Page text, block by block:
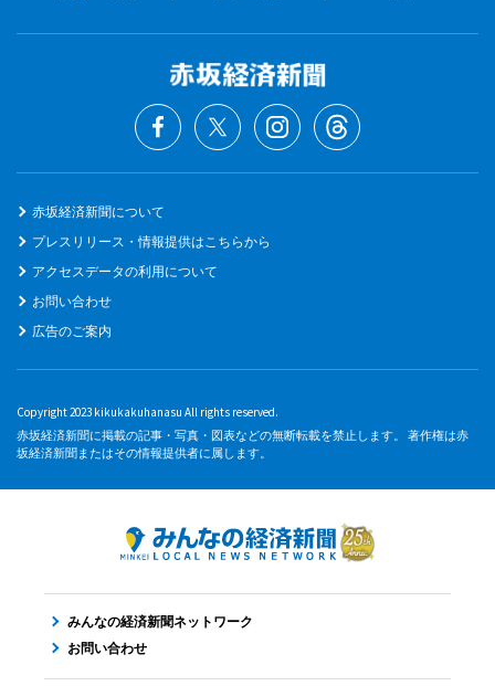
赤坂経済新聞について
プレスリリース・情報提供はこちらから
アクセスデータの利用について
お問い合わせ
広告のご案内
Copyright 2023 kikukakuhanasu All rights reserved.
赤坂経済新聞に掲載の記事・写真・図表などの無断転載を禁止します。 著作権は赤
坂経済新聞またはその情報提供者に属します。
みんなの経済新聞ネットワーク
お問い合わせ